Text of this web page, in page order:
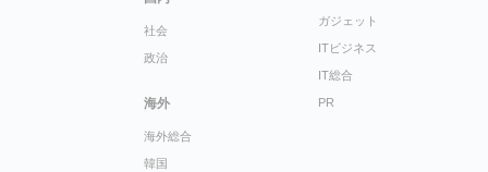
社会
政治
海外
海外総合
韓国
ガジェット
ITビジネス
IT総合
PR